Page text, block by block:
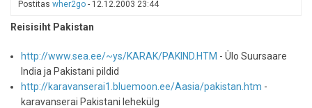
Postitas wher2go - 12.12.2003 23:44
Reisisiht Pakistan
http://www.sea.ee/~ys/KARAK/PAKIND.HTM - Ülo Suursaare
India ja Pakistani pildid
http://karavanserai1.bluemoon.ee/Aasia/pakistan.htm -
karavanserai Pakistani lehekülg